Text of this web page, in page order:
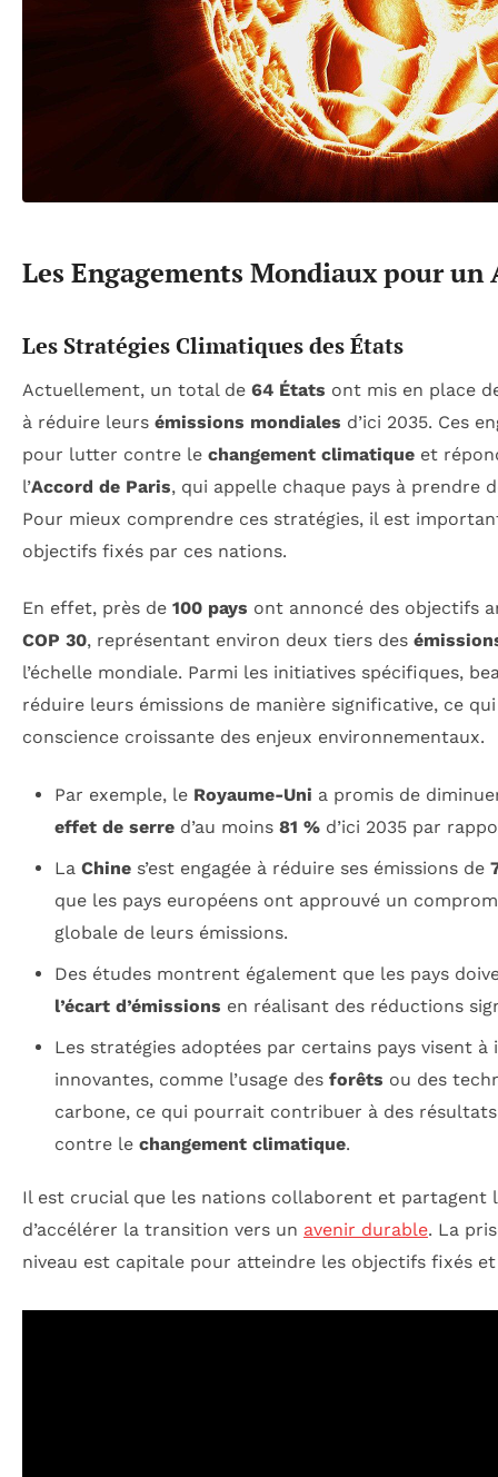
Les Engagements Mondiaux pour un
Les Stratégies Climatiques des États
Actuellement, un total de 64 États ont mis en place
à réduire leurs émissions mondiales d’ici 2035. Ces
pour lutter contre le changement climatique et
l’Accord de Paris, qui appelle chaque pays à prendre
Pour mieux comprendre ces stratégies, il est
objectifs fixés par ces nations.
En effet, près de 100 pays ont annoncé des objectifs
COP 30, représentant environ deux tiers des
l’échelle mondiale. Parmi les initiatives spécifiques,
réduire leurs émissions de manière significative, ce
conscience croissante des enjeux environnementaux.
Par exemple, le Royaume-Uni a promis de
effet de serred’au moins 81 %d’ici 2035 par
La Chines’est engagée à réduire ses émissions de
que les pays européens ont approuvé un
globale de leurs émissions.
Des études montrent également que les pays
l’écart d’émissions en réalisant des réductions
Les stratégies adoptées par certains pays visent
innovantes, comme l’usage des forêts ou des
carbone, ce qui pourrait contribuer à des
contre le changement climatique.
Il est crucial que les nations collaborent et partagent
d’accélérer la transition vers un avenir durable. La
niveau est capitale pour atteindre les objectifs fixés